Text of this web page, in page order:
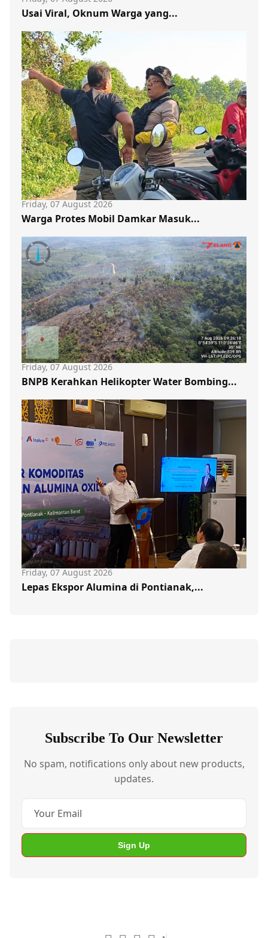
Usai Viral, Oknum Warga yang...
Friday, 07 August 2026
Warga Protes Mobil Damkar Masuk...
Friday, 07 August 2026
BNPB Kerahkan Helikopter Water Bombing...
Friday, 07 August 2026
Lepas Ekspor Alumina di Pontianak,...
Subscribe To Our Newsletter
No spam, notifications only about new products,
updates.
Sign Up